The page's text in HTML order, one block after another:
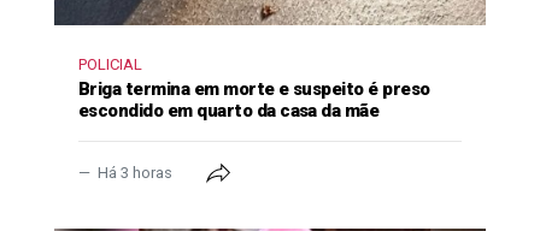
POLICIAL
Briga termina em morte e suspeito é preso
escondido em quarto da casa da mãe
Há 3 horas